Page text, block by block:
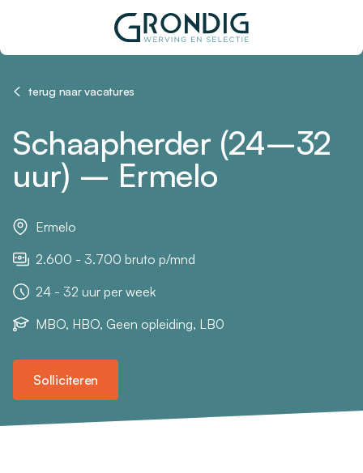
terug naar vacatures
Schaapherder (24–32
uur) – Ermelo
Ermelo
2.600 - 3.700 bruto p/mnd
24 - 32 uur per week
MBO, HBO, Geen opleiding, LB0
Solliciteren